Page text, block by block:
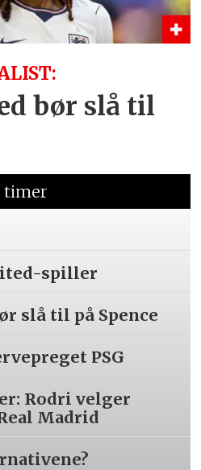
bør slå til
timer
spiller
slå til på Spence
PSG
Rodri velger
Madrid